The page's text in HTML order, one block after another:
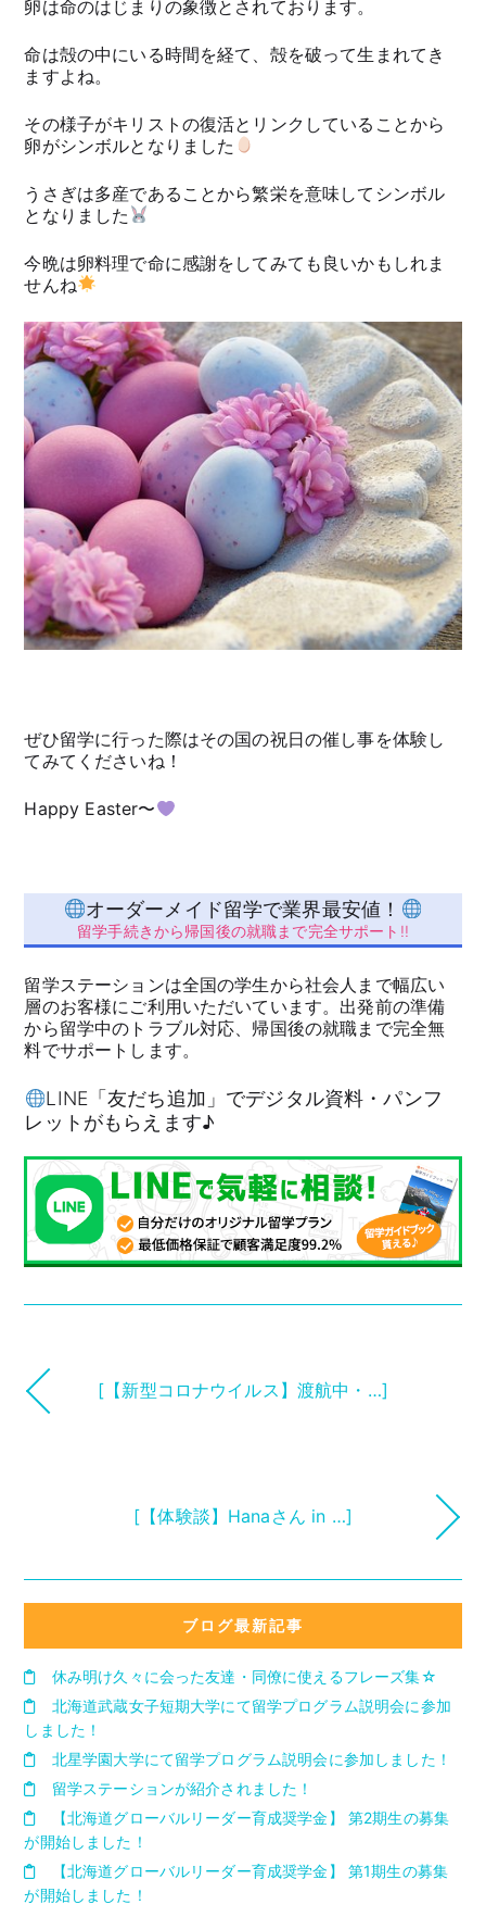
卵は命のはじまりの象徴とされております。
命は殻の中にいる時間を経て、殻を破って生まれてき
ますよね。
その様子がキリストの復活とリンクしていることから
卵がシンボルとなりました
うさぎは多産であることから繁栄を意味してシンボル
となりました
今晩は卵料理で命に感謝をしてみても良いかもしれま
せんね
ぜひ留学に行った際はその国の祝日の催し事を体験し
てみてくださいね！
Happy Easter〜
オーダーメイド留学で業界最安値！
留学手続きから帰国後の就職まで完全サポート!!
留学ステーションは全国の学生から社会人まで幅広い
層のお客様にご利用いただいています。出発前の準備
から留学中のトラブル対応、帰国後の就職まで完全無
料でサポートします。
LINE「友だち追加」でデジタル資料・パンフ
レットがもらえます♪
[【新型コロナウイルス】渡航中・…]
[【体験談】Hanaさん in …]
ブログ最新記事
休み明け久々に会った友達・同僚に使えるフレーズ集☆
北海道武蔵女子短期大学にて留学プログラム説明会に参加
しました！
北星学園大学にて留学プログラム説明会に参加しました！
留学ステーションが紹介されました！
【北海道グローバルリーダー育成奨学金】 第2期生の募集
が開始しました！
【北海道グローバルリーダー育成奨学金】 第1期生の募集
が開始しました！